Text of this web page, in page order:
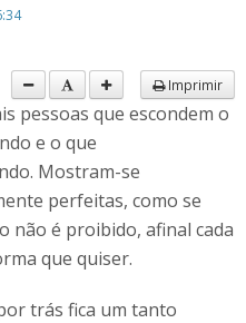
Imprimir
pessoas que escondem o
e o que
Mostram-se
perfeitas, como se
não é proibido, afinal cada
que quiser.
trás fica um tanto